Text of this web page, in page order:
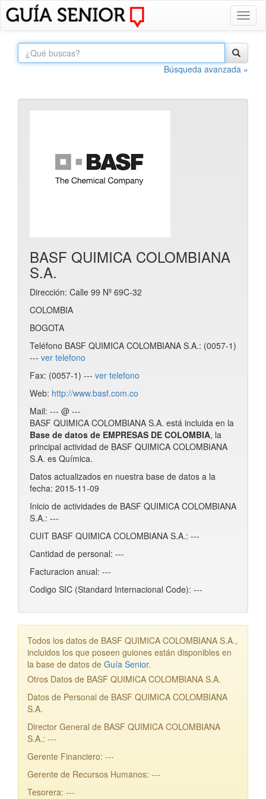
Búsqueda avanzada »
BASF QUIMICA COLOMBIANA
S.A.
Dirección: Calle 99 Nº 69C-32
COLOMBIA
BOGOTA
Teléfono BASF QUIMICA COLOMBIANA S.A.: (0057-1)
--- ver telefono
Fax: (0057-1) --- ver telefono
Web: http://www.basf.com.co
Mail: --- @ ---
BASF QUIMICA COLOMBIANA S.A. está incluida en la
Base de datos de EMPRESAS DE COLOMBIA, la
principal actividad de BASF QUIMICA COLOMBIANA
S.A. es Química.
Datos actualizados en nuestra base de datos a la
fecha: 2015-11-09
Inicio de actividades de BASF QUIMICA COLOMBIANA
S.A.: ---
CUIT BASF QUIMICA COLOMBIANA S.A.: ---
Cantidad de personal: ---
Facturacion anual: ---
Codigo SIC (Standard Internacional Code): ---
Todos los datos de BASF QUIMICA COLOMBIANA S.A.,
incluidos los que poseen guiones están disponibles en
la base de datos de Guía Senior.
Otros Datos de BASF QUIMICA COLOMBIANA S.A.
Datos de Personal de BASF QUIMICA COLOMBIANA
S.A.
Director General de BASF QUIMICA COLOMBIANA
S.A.: ---
Gerente Financiero: ---
Gerente de Recursos Humanos: ---
Tesorera: ---